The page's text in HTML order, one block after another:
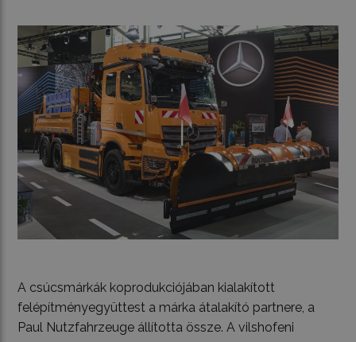
A csúcsmárkák koprodukciójában kialakított
felépítményegyüttest a márka átalakító partnere, a
Paul Nutzfahrzeuge állította össze. A vilshofeni